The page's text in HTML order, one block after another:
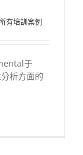
有培訓案例
于
析方面的